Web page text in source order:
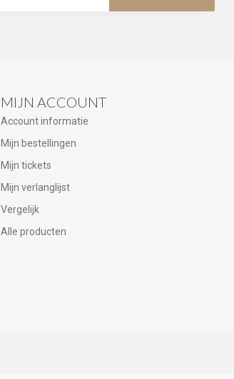
MIJN ACCOUNT
Account informatie
Mijn bestellingen
Mijn tickets
Mijn verlanglijst
Vergelijk
Alle producten